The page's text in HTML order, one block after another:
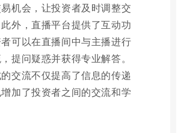
机会，让投资者及时调整交
外，直播平台提供了互动功
可以在直播间中与主播进行
提问疑惑并获得专业解答。
交流不仅提高了信息的传递
加了投资者之间的交流和学